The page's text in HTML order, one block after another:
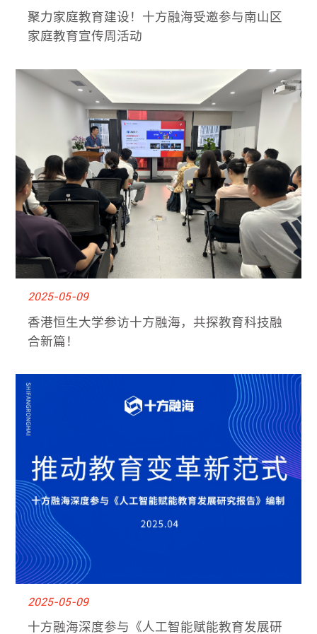
聚力家庭教育建设！十方融海受邀参与南山区
家庭教育宣传周活动
2025-05-09
香港恒生大学参访十方融海，共探教育科技融
合新篇！
2025-05-09
十方融海深度参与《人工智能赋能教育发展研